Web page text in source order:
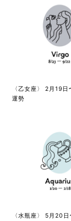
〈乙女座〉 2月19
運勢
〈水瓶座〉 5月20